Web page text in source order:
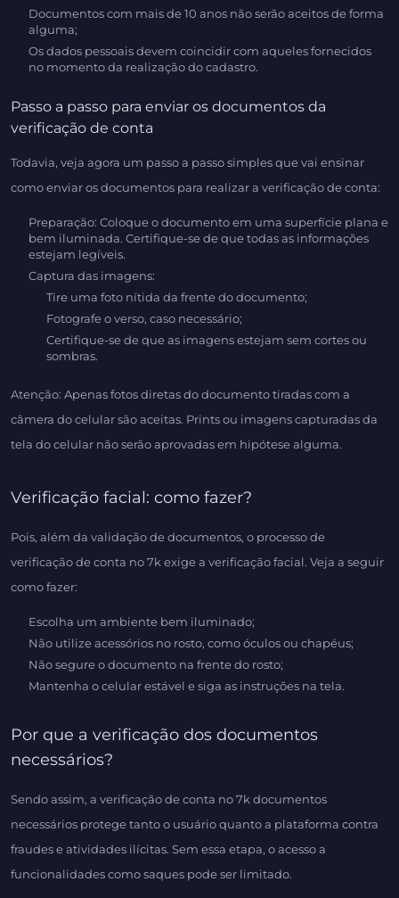
Documentos com mais de 10 anos não serão aceitos de forma
alguma;
Os dados pessoais devem coincidir com aqueles fornecidos
no momento da realização do cadastro.
Passo a passo para enviar os documentos da
verificação de conta
Todavia, veja agora um passo a passo simples que vai ensinar
como enviar os documentos para realizar a verificação de conta:
Preparação: Coloque o documento em uma superfície plana e
bem iluminada. Certifique-se de que todas as informações
estejam legíveis.
Captura das imagens:
Tire uma foto nítida da frente do documento;
Fotografe o verso, caso necessário;
Certifique-se de que as imagens estejam sem cortes ou
sombras.
Atenção: Apenas fotos diretas do documento tiradas com a
câmera do celular são aceitas. Prints ou imagens capturadas da
tela do celular não serão aprovadas em hipótese alguma.
Verificação facial: como fazer?
Pois, além da validação de documentos, o processo de
verificação de conta no 7k exige a verificação facial. Veja a seguir
como fazer:
Escolha um ambiente bem iluminado;
Não utilize acessórios no rosto, como óculos ou chapéus;
Não segure o documento na frente do rosto;
Mantenha o celular estável e siga as instruções na tela.
Por que a verificação dos documentos
necessários?
Sendo assim, a verificação de conta no 7k documentos
necessários protege tanto o usuário quanto a plataforma contra
fraudes e atividades ilícitas. Sem essa etapa, o acesso a
funcionalidades como saques pode ser limitado.